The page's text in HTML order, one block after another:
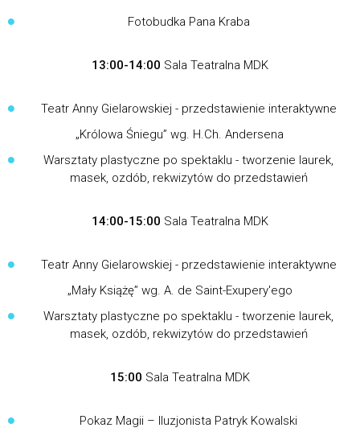
Fotobudka Pana Kraba
13:00-14:00 Sala Teatralna MDK
Teatr Anny Gielarowskiej - przedstawienie interaktywne
„Królowa Śniegu” wg. H.Ch. Andersena
Warsztaty plastyczne po spektaklu - tworzenie laurek,
masek, ozdób, rekwizytów do przedstawień
14:00-15:00 Sala Teatralna MDK
Teatr Anny Gielarowskiej - przedstawienie interaktywne
„Mały Książę” wg. A. de Saint-Exupery'ego
Warsztaty plastyczne po spektaklu - tworzenie laurek,
masek, ozdób, rekwizytów do przedstawień
15:00 Sala Teatralna MDK
Pokaz Magii – Iluzjonista Patryk Kowalski